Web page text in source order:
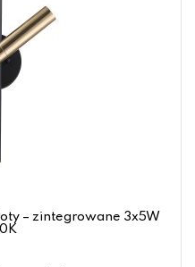
– zintegrowane 3x5W